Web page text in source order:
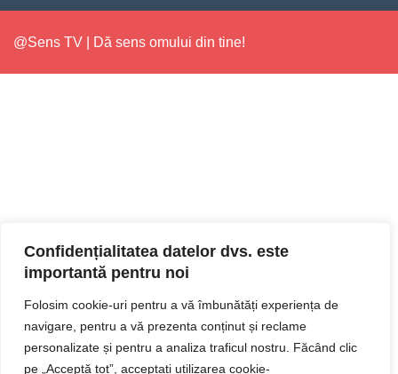
Confidențialitatea datelor dvs. este
importantă pentru noi
Folosim cookie-uri pentru a vă îmbunătăți experiența de
navigare, pentru a vă prezenta conținut și reclame
personalizate și pentru a analiza traficul nostru. Făcând clic
pe „Acceptă tot”, acceptați utilizarea cookie-
@Sens TV | Dă sens omului din tine!